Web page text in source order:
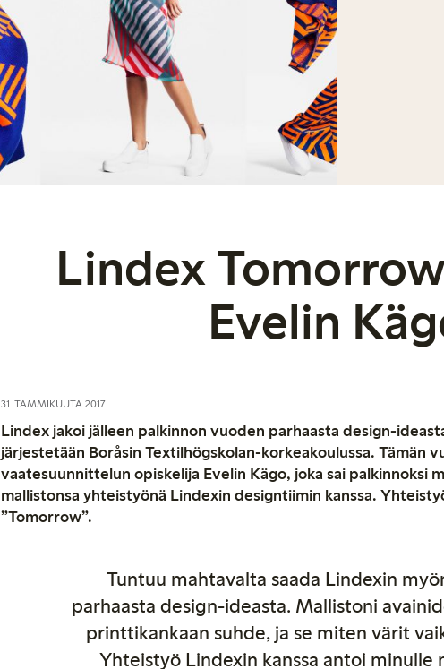
Lindex
Evelin
31. TAMMIKUUTA 2017
Lindex jakoi jälleen palkinnon vuoden parhaasta design-
järjestetään Boråsin Textilhögskolan-korkeakoulussa. Tämän
vaatesuunnittelun opiskelija Evelin Kägo, joka sai palkinnoksi
mallistonsa yhteistyönä Lindexin designtiimin kanssa.
”Tomorrow”.
Tuntuu mahtavalta saada Lindexin
parhaasta design-ideasta. Mallistoni
printtikankaan suhde, ja se miten värit
Yhteistyö Lindexin kanssa antoi minulle